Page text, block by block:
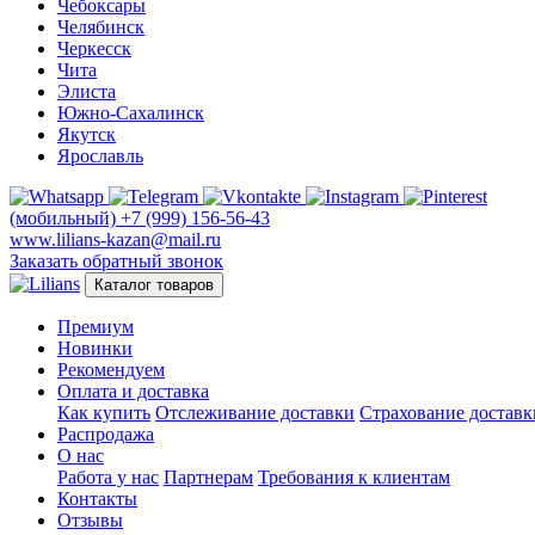
Чебоксары
Челябинск
Черкесск
Чита
Элиста
Южно-Сахалинск
Якутск
Ярославль
(мобильный) +7 (999) 156-56-43
www.lilians-kazan@mail.ru
Заказать обратный звонок
Каталог товаров
Премиум
Новинки
Рекомендуем
Оплата и доставка
Как купить Отслеживание доставки Страхование
Распродажа
О нас
Работа у нас Партнерам Требования к клиентам
Контакты
Отзывы